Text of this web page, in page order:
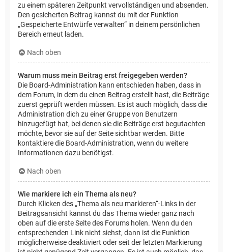
zu einem späteren Zeitpunkt vervollständigen und absenden.
Den gesicherten Beitrag kannst du mit der Funktion
„Gespeicherte Entwürfe verwalten“ in deinem persönlichen
Bereich erneut laden.
Nach oben
Warum muss mein Beitrag erst freigegeben werden?
Die Board-Administration kann entschieden haben, dass in
dem Forum, in dem du einen Beitrag erstellt hast, die Beiträge
zuerst geprüft werden müssen. Es ist auch möglich, dass die
Administration dich zu einer Gruppe von Benutzern
hinzugefügt hat, bei denen sie die Beiträge erst begutachten
möchte, bevor sie auf der Seite sichtbar werden. Bitte
kontaktiere die Board-Administration, wenn du weitere
Informationen dazu benötigst.
Nach oben
Wie markiere ich ein Thema als neu?
Durch Klicken des „Thema als neu markieren“-Links in der
Beitragsansicht kannst du das Thema wieder ganz nach
oben auf die erste Seite des Forums holen. Wenn du den
entsprechenden Link nicht siehst, dann ist die Funktion
möglicherweise deaktiviert oder seit der letzten Markierung